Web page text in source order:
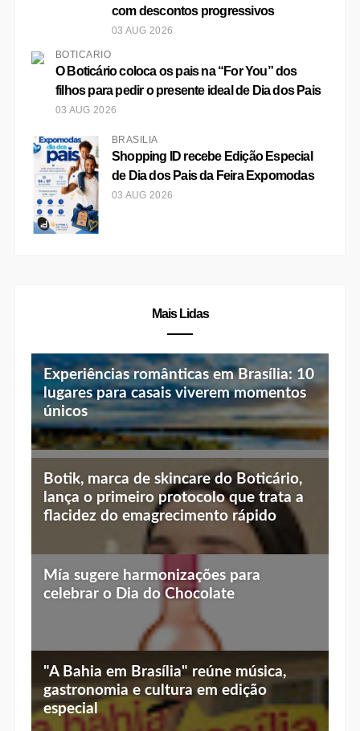
com descontos progressivos
03 AUG 2026
BOTICÁRIO
O Boticário coloca os pais na “For You” dos
filhos para pedir o presente ideal de Dia dos Pais
03 AUG 2026
BRASÍLIA
Shopping ID recebe Edição Especial
de Dia dos Pais da Feira Expomodas
03 AUG 2026
Mais Lidas
Experiências românticas em Brasília: 10
lugares para casais viverem momentos
únicos
Top 10 jantares românticos em Brasília:
luz baixa, vista linda e menu especial
Botik, marca de skincare do Boticário,
lança o primeiro protocolo que trata a
flacidez do emagrecimento rápido
Mía sugere harmonizações para
celebrar o Dia do Chocolate
"A Bahia em Brasília" reúne música,
gastronomia e cultura em edição
especial